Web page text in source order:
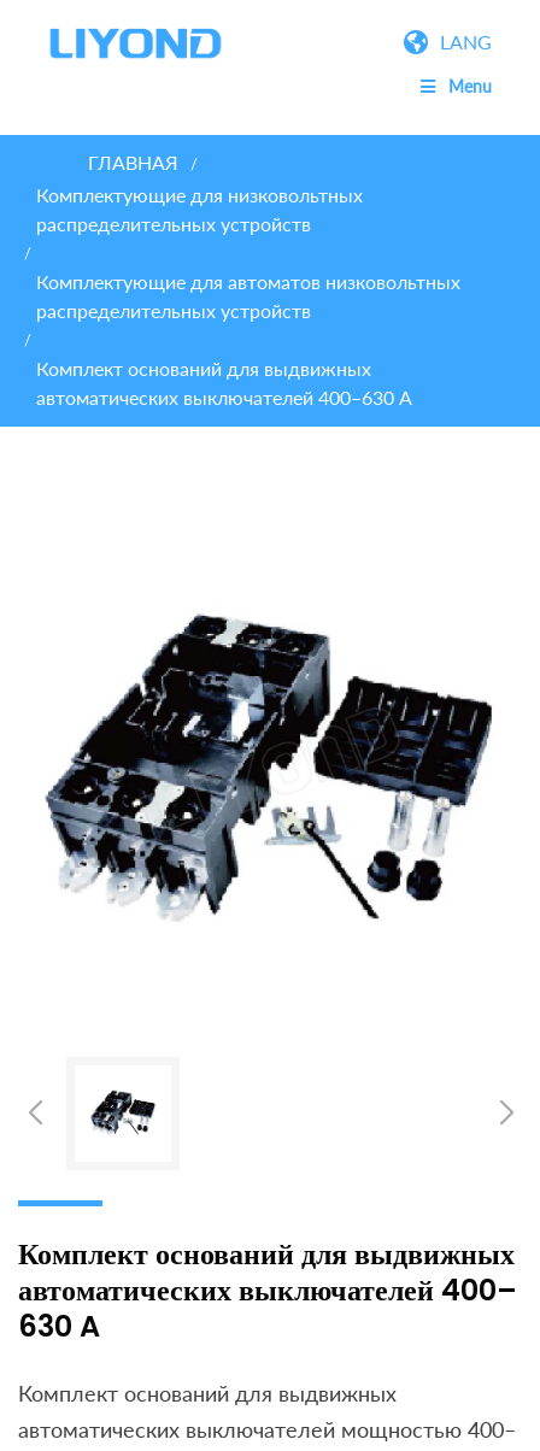
LANG
Menu
ГЛАВНАЯ /
Комплектующие для низковольтных
распределительных устройств
/
Комплектующие для автоматов низковольтных
распределительных устройств
/
Комплект оснований для выдвижных
автоматических выключателей 400–630 A
Комплект оснований для выдвижных
автоматических выключателей 400–
630 A
Комплект оснований для выдвижных
автоматических выключателей мощностью 400–